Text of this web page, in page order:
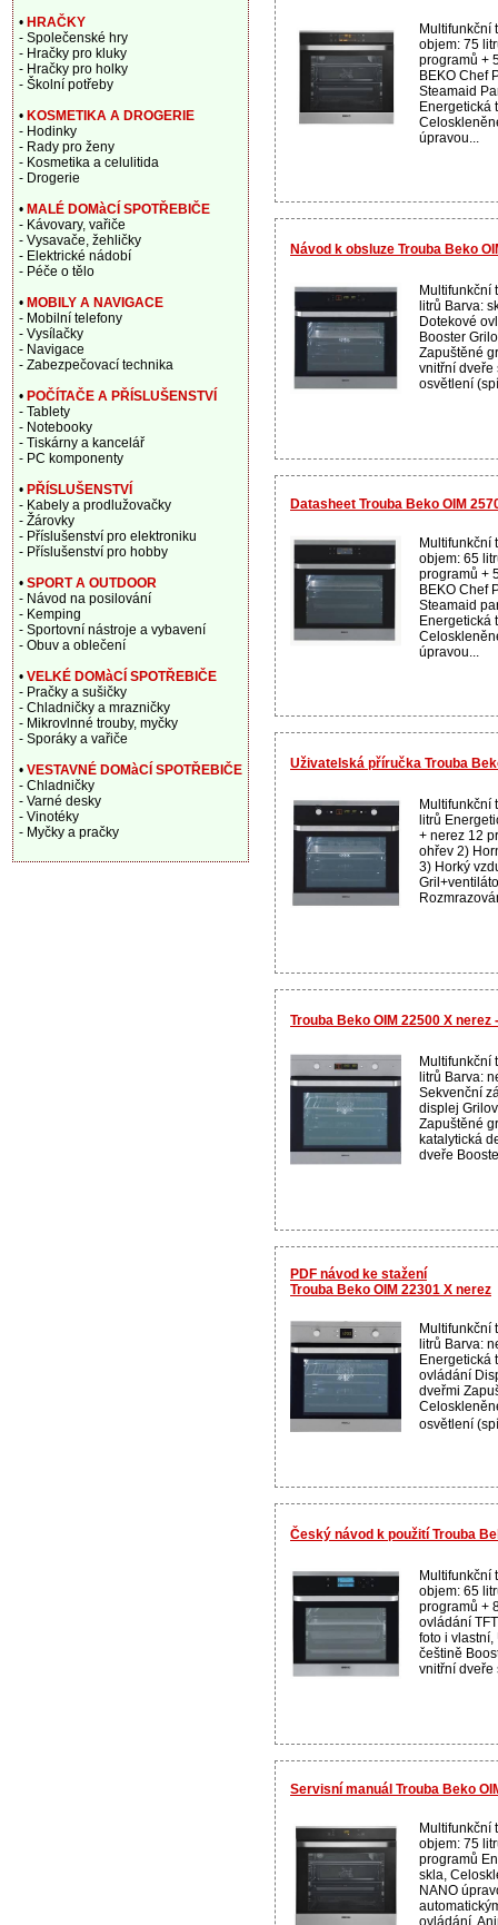
Multifunkční
objem: 75
programů +
BEKO Chef
Steamaid
Energetická
úpravou...
Návod k obsluze Trouba Beko
Multifunkční
litrů Barva:
Dotekové
Booster
Zapuštěné
vnitřní dveře
osvětlení
Datasheet Trouba Beko OIM
Multifunkční
objem: 65
programů +
BEKO Chef
Steamaid
Energetická
úpravou...
Uživatelská příručka Trouba
Multifunkční
litrů
+ nerez 12
ohřev 2)
3) Horký
Trouba Beko OIM 22500 X
Multifunkční
litrů Barva:
Sekvenční
displej
Zapuštěné
katalytická
dveře
PDF návod ke stažení
Trouba Beko OIM 22301 X nerez
Multifunkční
litrů Barva:
Energetická
ovládání
dveřmi
osvětlení
Český návod k použití Trouba
Multifunkční
objem: 65
programů +
ovládání
foto i
češtině
vnitřní dveře
Servisní manuál Trouba Beko
Multifunkční
objem: 75
programů
skla,
NANO
ovládání,
• HRAČKY
- Společenské hry
- Hračky pro kluky
- Hračky pro holky
- Školní potřeby
• KOSMETIKA A DROGERIE
- Hodinky
- Rady pro ženy
- Kosmetika a celulitida
- Drogerie
• MALÉ DOMàCÍ SPOTŘEBIČE
- Kávovary, vařiče
- Vysavače, žehličky
- Elektrické nádobí
- Péče o tělo
• MOBILY A NAVIGACE
- Mobilní telefony
- Vysílačky
- Navigace
- Zabezpečovací technika
• POČÍTAČE A PŘÍSLUŠENSTVÍ
- Tablety
- Notebooky
- Tiskárny a kancelář
- PC komponenty
• PŘÍSLUŠENSTVÍ
- Kabely a prodlužovačky
- Žárovky
- Příslušenství pro elektroniku
- Příslušenství pro hobby
• SPORT A OUTDOOR
- Návod na posilování
- Kemping
- Sportovní nástroje a vybavení
- Obuv a oblečení
• VELKÉ DOMàCÍ SPOTŘEBIČE
- Pračky a sušičky
- Chladničky a mrazničky
- Mikrovlnné trouby, myčky
- Sporáky a vařiče
• VESTAVNÉ DOMàCÍ SPOTŘEBIČE
- Chladničky
- Varné desky
- Vinotéky
- Myčky a pračky